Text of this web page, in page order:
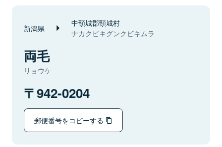
新潟県 中頸城郡頸城村
ナカクビキグンクビキムラ
両毛
リョウケ
942-0204
郵便番号をコピーする